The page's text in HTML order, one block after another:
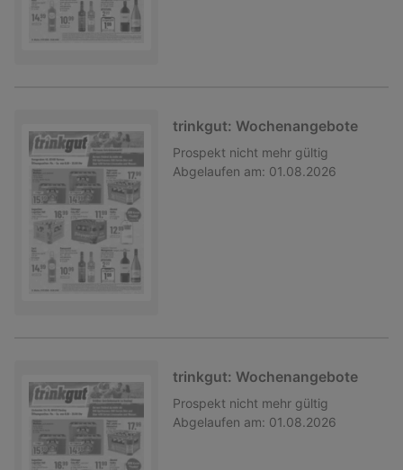
trinkgut: Wochenangebote
Prospekt nicht mehr gültig
Abgelaufen am: 01.08.2026
trinkgut: Wochenangebote
Prospekt nicht mehr gültig
Abgelaufen am: 01.08.2026